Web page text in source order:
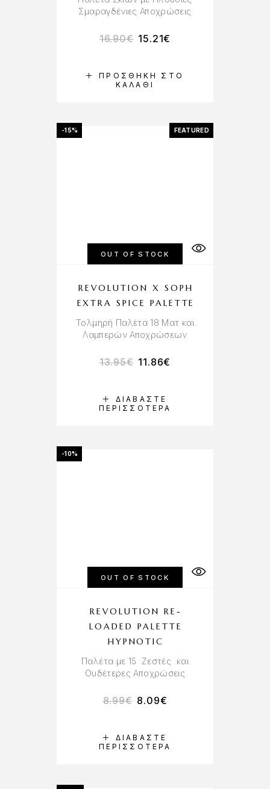
ΠΡΟΣΘΉΚΗ ΣΤΟ
ΚΑΛΆΘΙ
Σμαραγδένιες Αποχρώσεις
16.90€ 15.21€
FEATURED
-15%
OUT OF STOCK
ΔΙΑΒΆΣΤΕ
ΠΕΡΙΣΣΌΤΕΡΑ
REVOLUTION X SOPH
EXTRA SPICE PALETTE
Τολμηρή Παλέτα 18 Ματ και
Λαμπερών Αποχρώσεων
13.95€ 11.86€
-10%
OUT OF STOCK
ΔΙΑΒΆΣΤΕ
ΠΕΡΙΣΣΌΤΕΡΑ
REVOLUTION RE-
LOADED PALETTE
HYPNOTIC
Παλέτα με 15 Ζεστές και
Ουδέτερες Αποχρώσεις
8.99€ 8.09€